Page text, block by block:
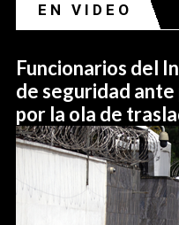
EN VIDEO
Funcionarios del
de seguridad
por la ola de